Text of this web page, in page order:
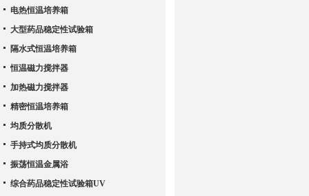
电热恒温培养箱
大型药品稳定性试验箱
隔水式恒温培养箱
恒温磁力搅拌器
加热磁力搅拌器
精密恒温培养箱
均质分散机
手持式均质分散机
振荡恒温金属浴
综合药品稳定性试验箱UV